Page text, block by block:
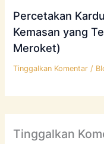
Percetakan
Kemasan yang
Meroket)
Tinggalkan Komentar /
Tinggalkan